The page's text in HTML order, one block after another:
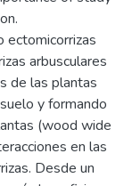
ectomicorrizas
arbusculares
de las plantas
y formando
(wood wide
en las
Desde un